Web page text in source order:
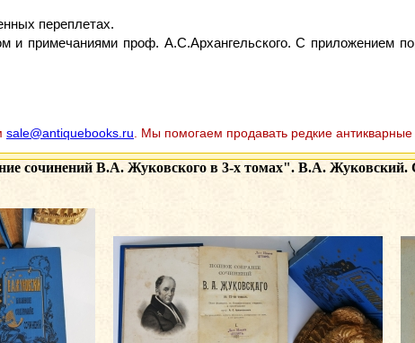
переплетах.
и примечаниями проф. А.С.Архангельского. С приложением
sale@antiquebooks.ru . Мы помогаем продавать редкие антикварные
сочинений В.А. Жуковского в 3-х томах". В.А. Жуковский.